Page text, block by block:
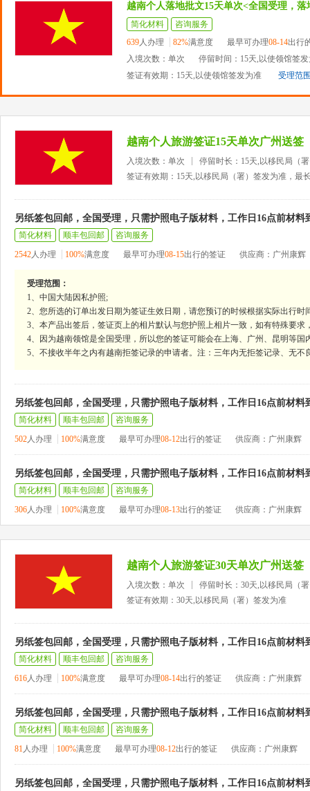
越南个人落地批文15天单次<全国受理，
简化材料
咨询服务
639人办理 82%满意度 最早可办理08-14出行
入境次数：单次
停留时间：15天,以使领馆签
签证有效期：15天,以使领馆签发为准
受理范
越南个人旅游签证15天单次广州送签
入境次数：单次
停留时长：15天,以移民局（
签证有效期：15天,以移民局（署）签发为准，最
另纸签包回邮，全国受理，只需护照电子版材料，工作日16点前材料
简化材料 顺丰包回邮
咨询服务
2542人办理 100%满意度 最早可办理08-15出行的签证 供应商：广州康辉
受理范围：
1、中国大陆因私护照;
2、您所选的订单出发日期为签证生效日期，请您预订的时候根据实际出行时
3、本产品出签后，签证页上的相片默认与您护照上相片一致，如有特殊要求
4、因为越南领馆是全国受理，所以您的签证可能会在上海、广州、昆明等国
5、不接收半年之内有越南拒签记录的申请者。注：三年内无拒签记录、无
另纸签包回邮，全国受理，只需护照电子版材料，工作日16点前材料
简化材料 顺丰包回邮
咨询服务
502人办理 100%满意度 最早可办理08-12出行的签证 供应商：广州康辉
另纸签包回邮，全国受理，只需护照电子版材料，工作日16点前材料
简化材料 顺丰包回邮
咨询服务
306人办理 100%满意度 最早可办理08-13出行的签证 供应商：广州康辉
越南个人旅游签证30天单次广州送签
入境次数：单次
停留时长：30天,以移民局（
签证有效期：30天,以移民局（署）签发为准
另纸签包回邮，全国受理，只需护照电子版材料，工作日16点前材料
简化材料 顺丰包回邮
咨询服务
616人办理 100%满意度 最早可办理08-14出行的签证 供应商：广州康辉
另纸签包回邮，全国受理，只需护照电子版材料，工作日16点前材料
简化材料 顺丰包回邮
咨询服务
81人办理 100%满意度 最早可办理08-12出行的签证 供应商：广州康辉
另纸签包回邮，全国受理，只需护照电子版材料，工作日16点前材料